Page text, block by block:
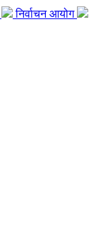
निर्वाचन आयोग